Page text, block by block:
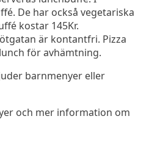
De har också vegetariska
kostar 145Kr.
är kontantfri. Pizza
för avhämtning.
barnmenyer eller
och mer information om